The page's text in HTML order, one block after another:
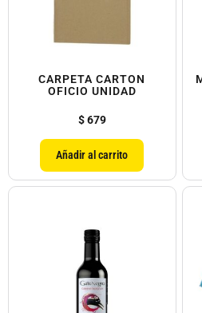
CARPETA CARTON
OFICIO UNIDAD
$679
Añadir al carrito